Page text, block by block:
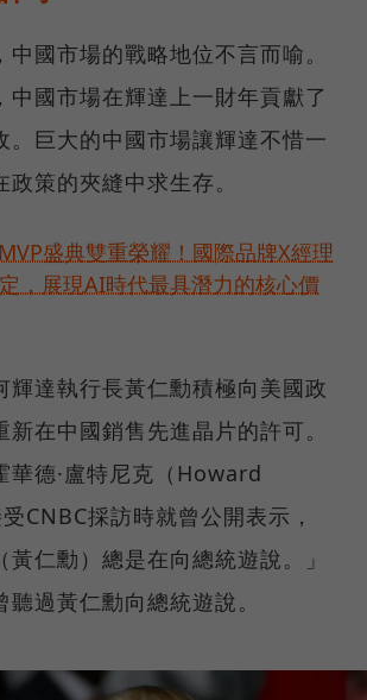
國市場的戰略地位不言而喻。
中國市場在輝達上一財年貢獻了
。巨大的中國市場讓輝達不惜一
策的夾縫中求生存。
盛典雙重榮耀！國際品牌X經理
，展現AI時代最具潛力的核心價
輝達執行長黃仁勳積極向美國政
新在中國銷售先進晶片的許可。
華德·盧特尼克（Howard
CNBC採訪時就曾公開表示，
黃仁勳）總是在向總統遊說。」
過黃仁勳向總統遊說。